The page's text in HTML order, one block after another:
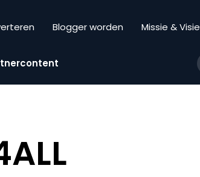
Blogger worden Missie & Visie